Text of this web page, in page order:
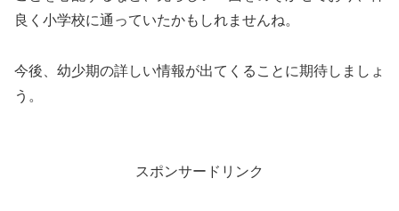
良く小学校に通っていたかもしれませんね。
今後、幼少期の詳しい情報が出てくることに期待しましょ
う。
スポンサードリンク